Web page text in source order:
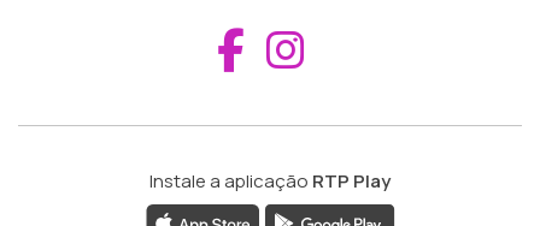
Aceder ao
Instale a aplicação RTP Play